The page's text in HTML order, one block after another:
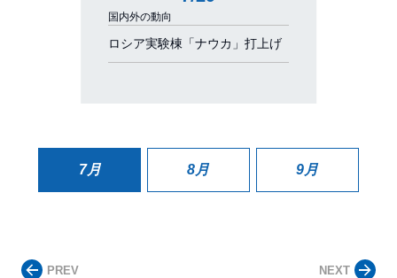
国内外の動向
ロシア実験棟「ナウカ」打上げ
7月 8月 9月
PREV NEXT